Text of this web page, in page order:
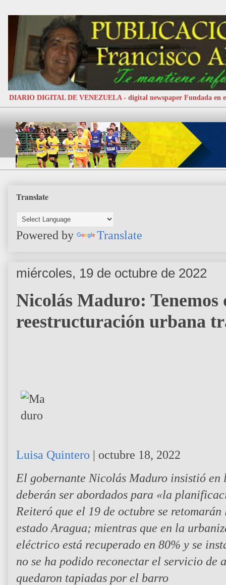
DIARIO DIGITAL DE VENEZUELA - digital newspaper Fundada en
Translate
Powered by Translate
miércoles, 19 de octubre de 2022
Nicolás Maduro: Tenemos
reestructuración urbana
Luisa Quintero | octubre 18, 2022
El gobernante Nicolás Maduro insistió
deberán ser abordados para «la
Reiteró que el 19 de octubre se
estado Aragua; mientras que en la
eléctrico está recuperado en 80% y se
no se ha podido reconectar el servicio de
quedaron tapiadas por el barro